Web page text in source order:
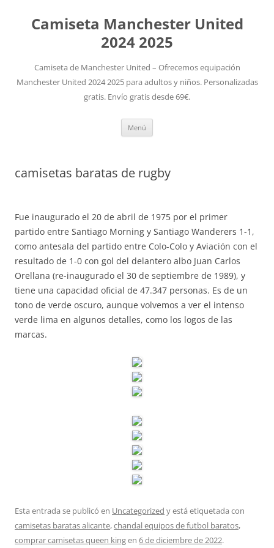
Camiseta Manchester United
2024 2025
Camiseta de Manchester United – Ofrecemos equipación
Manchester United 2024 2025 para adultos y niños. Personalizadas
gratis. Envío gratis desde 69€.
Menú
camisetas baratas de rugby
Fue inaugurado el 20 de abril de 1975 por el primer
partido entre Santiago Morning y Santiago Wanderers 1-1,
como antesala del partido entre Colo-Colo y Aviación con el
resultado de 1-0 con gol del delantero albo Juan Carlos
Orellana (re-inaugurado el 30 de septiembre de 1989), y
tiene una capacidad oficial de 47.347 personas. Es de un
tono de verde oscuro, aunque volvemos a ver el intenso
verde lima en algunos detalles, como los logos de las
marcas.
Esta entrada se publicó en Uncategorized y está etiquetada con
camisetas baratas alicante,chandal equipos de futbol baratos,
comprar camisetas queen kingen 6 de diciembre de 2022.